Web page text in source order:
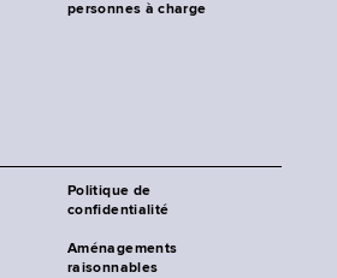
personnes à charge
Politique de
confidentialité
Aménagements
raisonnables